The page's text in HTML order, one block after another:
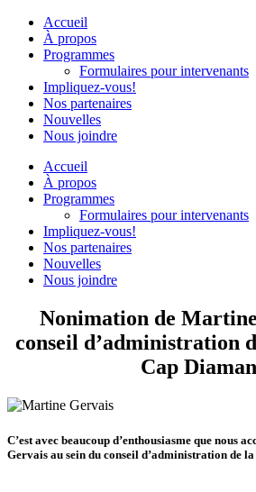
Accueil
À propos
Programmes
Formulaires pour intervenants
Impliquez-vous!
Nos partenaires
Nouvelles
Nous joindre
Accueil
À propos
Programmes
Formulaires pour intervenants
Impliquez-vous!
Nos partenaires
Nouvelles
Nous joindre
Nonimation de
conseil d’administration
Cap
C’est avec beaucoup d’enthousiasme que nous
Gervais au sein du conseil d’administration de